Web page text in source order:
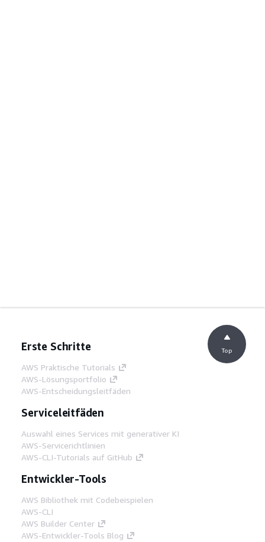
Erste Schritte
AWS Praktische Tutorials
AWS-Lösungsportfolio
AWS-Entscheidungsleitfäden
Serviceleitfäden
Auswahl eines Services mit generativer KI
AWS-Servicerichtlinien
AWS-CLI-Tutorials auf GitHub
Entwickler-Tools
AWS Bibliothek mit Codebeispielen
AWS-CLI
AWS Builder Center
AWS-Entwickler-Tools Blog
Top